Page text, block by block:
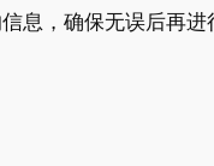
息，确保无误后再进